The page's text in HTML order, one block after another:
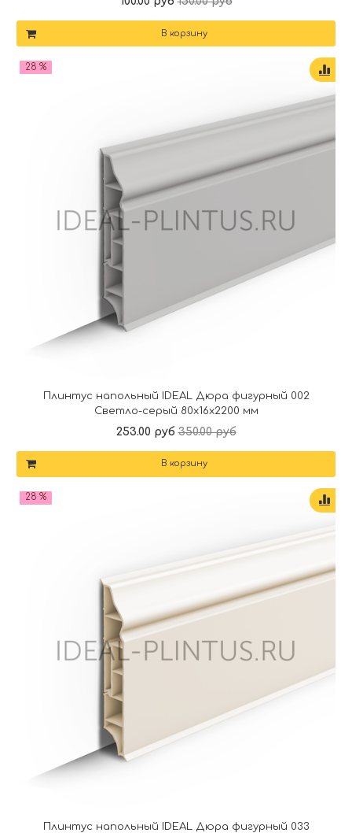
В корзину
28 %
Плинтус напольный IDEAL Дюра фигурный 002
Светло-серый 80x16x2200 мм
253.00 руб 350.00 руб
В корзину
28 %
Плинтус напольный IDEAL Дюра фигурный 033